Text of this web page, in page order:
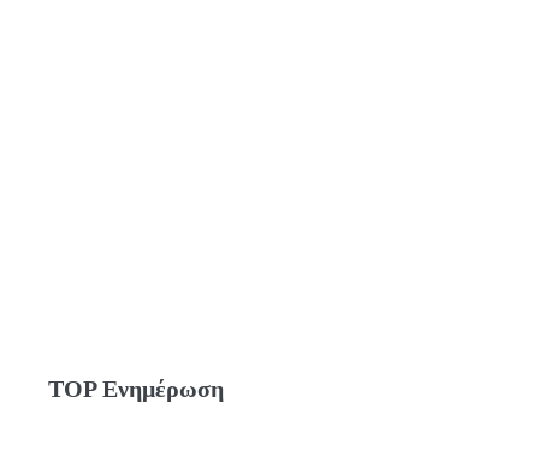
TOP Ενημέρωση